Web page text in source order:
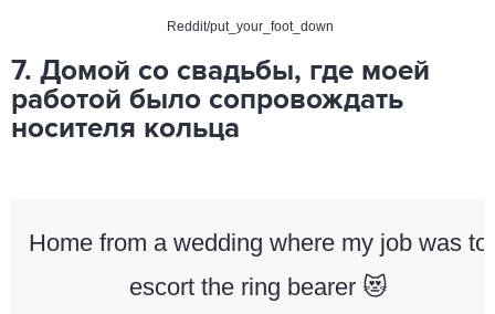
Reddit/put_your_foot_down
7. Домой со свадьбы, где моей
работой было сопровождать
носителя кольца
Home from a wedding where my job was to
escort the ring bearer 😻